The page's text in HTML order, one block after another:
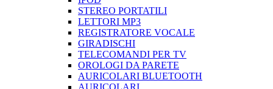
STEREO PORTATILI
LETTORI MP3
REGISTRATORE VOCALE
GIRADISCHI
TELECOMANDI PER TV
OROLOGI DA PARETE
AURICOLARI BLUETOOTH
AURICOLARI